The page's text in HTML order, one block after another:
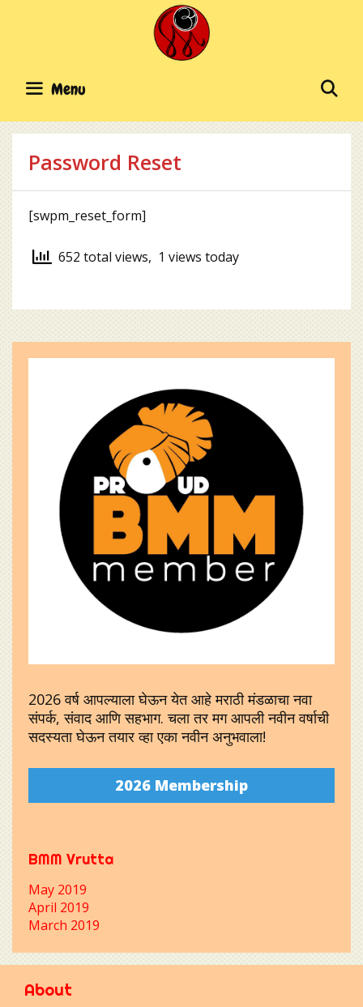
Menu
Password Reset
[swpm_reset_form]
652 total views, 1 views today
2026 वर्ष आपल्याला घेऊन येत आहे मराठी मंडळाचा नवा
संपर्क, संवाद आणि सहभाग. चला तर मग आपली नवीन वर्षाची
सदस्यता घेऊन तयार व्हा एका नवीन अनुभवाला!
2026 Membership
BMM Vrutta
May 2019
April 2019
March 2019
About